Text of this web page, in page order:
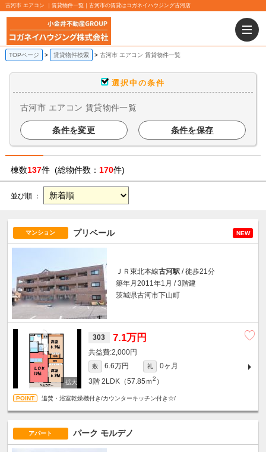
古河市 エアコン ｜賃貸物件一覧｜古河市の賃貸はコガネイハウジング古河店
TOPページ 賃貸物件検索 古河市 エアコン 賃貸物件一覧
選択中の条件
古河市 エアコン 賃貸物件一覧
条件を変更 条件を保存
棟数137件 (総物件数： 170件)
並び順 ：
マンション プリベール NEW
ＪＲ東北本線古河駅 / 徒歩21分
築年月2011年1月 / 3階建
茨城県古河市下山町
303 7.1万円
2,000円
敷 6.6万円 礼
0ヶ月
3階 2LDK（57.85ｍ2 ）
追焚・浴室乾燥機付き/カウンターキッチン付き☆/
アパート パーク モルデノ